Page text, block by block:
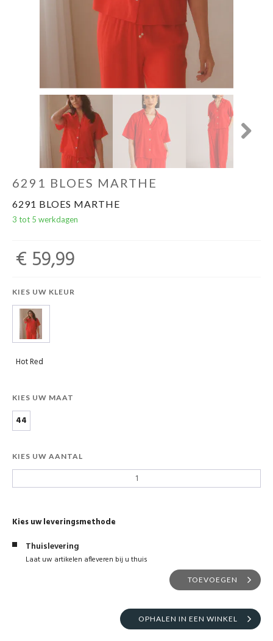
6291 BLOES MARTHE
6291 BLOES MARTHE
3 tot 5 werkdagen
€ 59,99
KIES UW KLEUR
Hot Red
KIES UW MAAT
44
KIES UW AANTAL
Kies uw leveringsmethode
Thuislevering
Laat uw artikelen afleveren bij u thuis
TOEVOEGEN
OPHALEN IN EEN WINKEL